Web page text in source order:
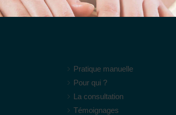
Pratique manuelle
Pour qui ?
La consultation
Témoignages